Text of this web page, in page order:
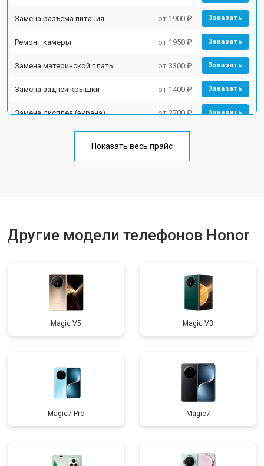
Замена разъема питания от 1900 ₽ Заказать
Ремонт камеры от 1950 ₽ Заказать
Замена материнской платы от 3300 ₽ Заказать
Замена задней крышки от 1400 ₽ Заказать
Замена дисплея (экрана) от 2700 ₽ Заказать
Замена кнопки включения от 1750 ₽
Показать весь прайс
Другие модели телефонов Honor
Magic V5 Magic V3
Magic7 Pro Magic7